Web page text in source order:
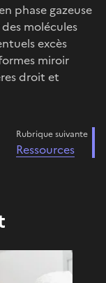
phase gazeuse
molécules
excès
miroir
droit et
Rubrique suivante
Ressources